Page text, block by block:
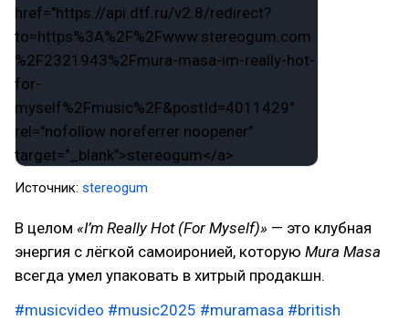
Источник: stereogum
В целом «I’m Really Hot (For Myself)» — это клубная
энергия с лёгкой самоиронией, которую Mura Masa
всегда умел упаковать в хитрый продакшн.
#musicvideo #music2025 #muramasa #british